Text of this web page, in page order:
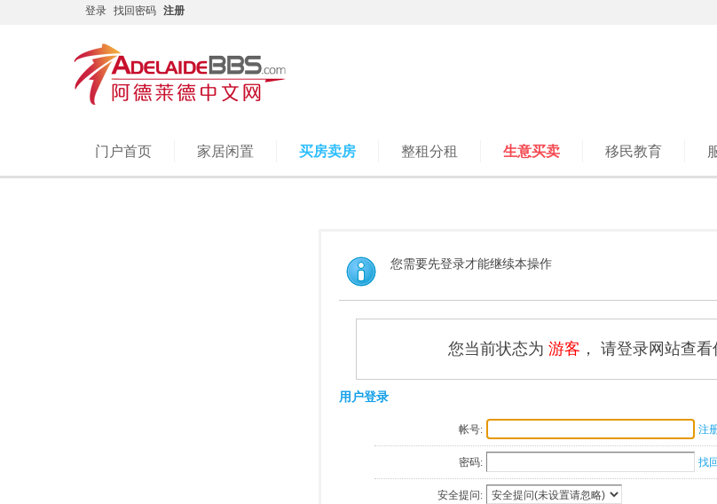
登录 找回密码 注册
门户首页 家居闲置 买房卖房 整租分租 生意买卖 移民教育
您需要先登录才能继续本操作
您当前状态为 游客 ， 请登录网站查看
用户登录
帐号: 注
密码: 找
安全提问: